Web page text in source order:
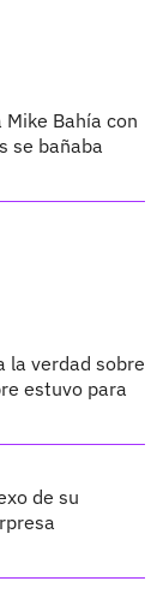
Mike Bahía con
se bañaba
la verdad sobre
estuvo para
de su